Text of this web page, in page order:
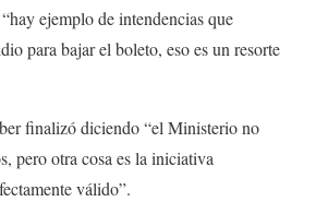
ejemplo de intendencias que
para bajar el boleto, eso es un resorte
finalizó diciendo “el Ministerio no
pero otra cosa es la iniciativa
válido”.